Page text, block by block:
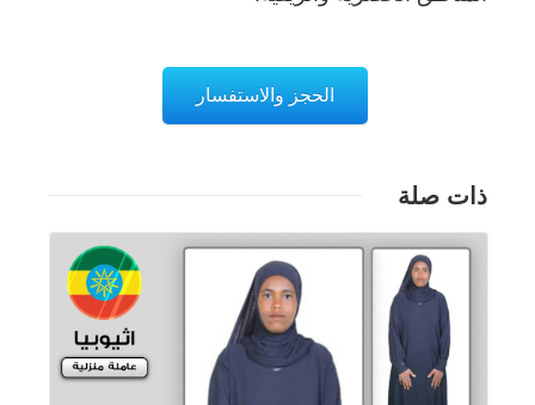
الحجز والاستفسار
ذات صلة